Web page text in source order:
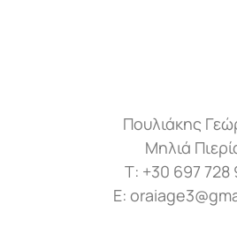
Πουλιάκης
Μηλιά
Τ: +30 697 728
Ε: